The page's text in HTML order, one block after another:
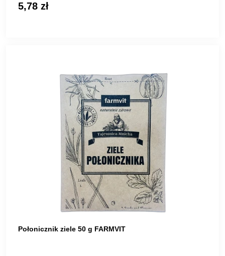
5,78 zł
Połonicznik ziele 50 g FARMVIT